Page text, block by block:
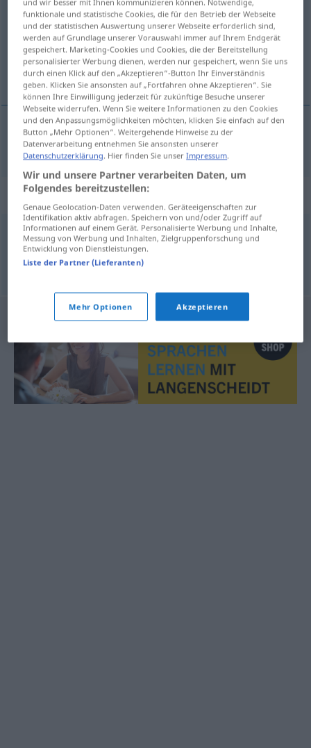
Übersicht aller Übersetzungen
(Für mehr Details die Übersetzung anklicken/antippen)
прња
прња Lumpen
Synonyme für "Lumpen"
Lappen,Tuch,Wischlappen,Putzlappen
funktionale und statistische Cookies, die für den Betrieb der Webseite
und der statistischen Auswertung unserer Webseite erforderlich sind,
werden auf Grundlage unserer Vorauswahl immer auf Ihrem Endgerät
gespeichert. Marketing-Cookies und Cookies, die der Bereitstellung
personalisierter Werbung dienen, werden nur gespeichert, wenn Sie uns
durch einen Klick auf den „Akzeptieren“-Button Ihr Einverständnis
geben. Klicken Sie ansonsten auf „Fortfahren ohne Akzeptieren“. Sie
können Ihre Einwilligung jederzeit für zukünftige Besuche unserer
Webseite widerrufen. Wenn Sie weitere Informationen zu den Cookies
und den Anpassungsmöglichkeiten möchten, klicken Sie einfach auf den
Button „Mehr Optionen“. Weitergehende Hinweise zu der
Datenverarbeitung entnehmen Sie ansonsten unserer
Datenschutzerklärung . Hier finden Sie unserImpressum
Wir und unsere Partner verarbeiten Daten, um
Folgendes bereitzustellen:
Genaue Geolocation-Daten verwenden. Geräteeigenschaften zur
Identifikation aktiv abfragen. Speichern von und/oder Zugriff auf
Informationen auf einem Gerät. Personalisierte Werbung und Inhalte,
Messung von Werbung und Inhalten, Zielgruppenforschung und
Entwicklung von Dienstleistungen.
Liste der Partner (Lieferanten)
Mehr Optionen Akzeptieren